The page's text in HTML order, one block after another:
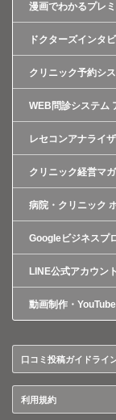
漫画でわかるプレ
ドクターズインタ
クリニック予約シ
WEB問診システム
レセコンアナライ
クリニック経営マ
病院・クリニック
Googleビジネスプ
LINE公式アカウン
動画制作・
口コミ投稿ガイドライ
利用規約